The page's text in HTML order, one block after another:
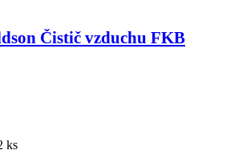
Čistič vzduchu FKB
ks